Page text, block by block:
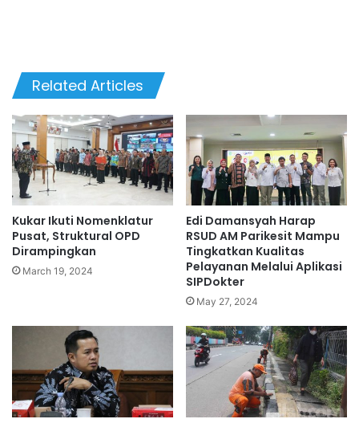
Related Articles
Kukar Ikuti Nomenklatur
Pusat, Struktural OPD
Dirampingkan
March 19, 2024
Edi Damansyah Harap
RSUD AM Parikesit Mampu
Tingkatkan Kualitas
Pelayanan Melalui Aplikasi
SIPDokter
May 27, 2024